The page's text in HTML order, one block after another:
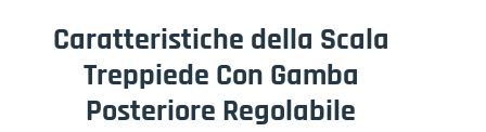
Caratteristiche della Scala
Treppiede Con Gamba
Posteriore Regolabile